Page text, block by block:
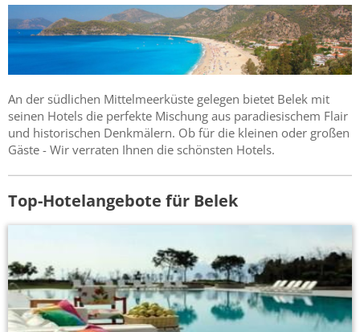
An der südlichen Mittelmeerküste gelegen bietet Belek mit
seinen Hotels die perfekte Mischung aus paradiesischem Flair
und historischen Denkmälern. Ob für die kleinen oder großen
Gäste - Wir verraten Ihnen die schönsten Hotels.
Top-Hotelangebote für Belek